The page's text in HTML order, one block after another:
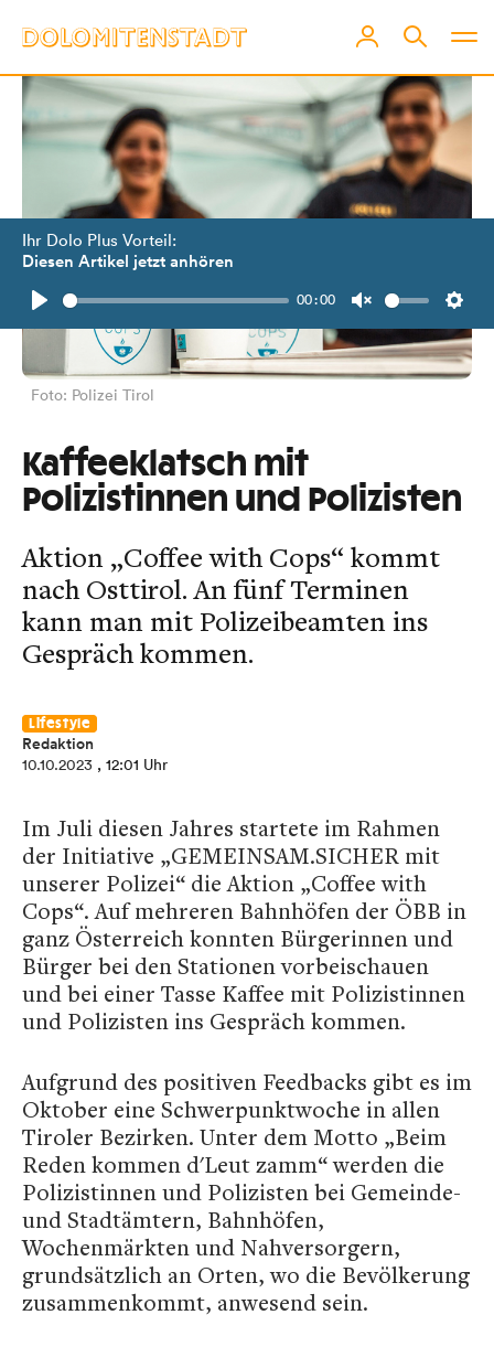
Ihr Dolo Plus Vorteil:
Diesen Artikel jetzt anhören
Play
00:00
Unmute
Foto: Polizei Tirol
Kaffeeklatsch mit
Polizistinnen und Polizisten
Aktion „Coffee with Cops“ kommt
nach Osttirol. An fünf Terminen
kann man mit Polizeibeamten ins
Gespräch kommen.
Lifestyle
Redaktion
10.10.2023 , 12:01 Uhr
Im Juli diesen Jahres startete im Rahmen
der Initiative „GEMEINSAM.SICHER mit
unserer Polizei“ die Aktion „Coffee with
Cops“. Auf mehreren Bahnhöfen der ÖBB in
ganz Österreich konnten Bürgerinnen und
Bürger bei den Stationen vorbeischauen
und bei einer Tasse Kaffee mit Polizistinnen
und Polizisten ins Gespräch kommen.
Aufgrund des positiven Feedbacks gibt es im
Oktober eine Schwerpunktwoche in allen
Tiroler Bezirken. Unter dem Motto „Beim
Reden kommen d'Leut zamm“ werden die
Polizistinnen und Polizisten bei Gemeinde-
und Stadtämtern, Bahnhöfen,
Wochenmärkten und Nahversorgern,
grundsätzlich an Orten, wo die Bevölkerung
zusammenkommt, anwesend sein.